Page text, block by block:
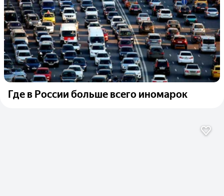
Где в России больше всего иномарок